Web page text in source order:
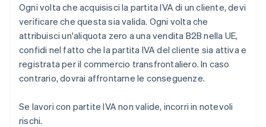
Ogni volta che acquisisci la partita IVA di un cliente, devi
verificare che questa sia valida. Ogni volta che
attribuisci un'aliquota zero a una vendita B2B nella UE,
confidi nel fatto che la partita IVA del cliente sia attiva e
registrata per il commercio transfrontaliero. In caso
contrario, dovrai affrontarne le conseguenze.
Se lavori con partite IVA non valide, incorri in notevoli
rischi.